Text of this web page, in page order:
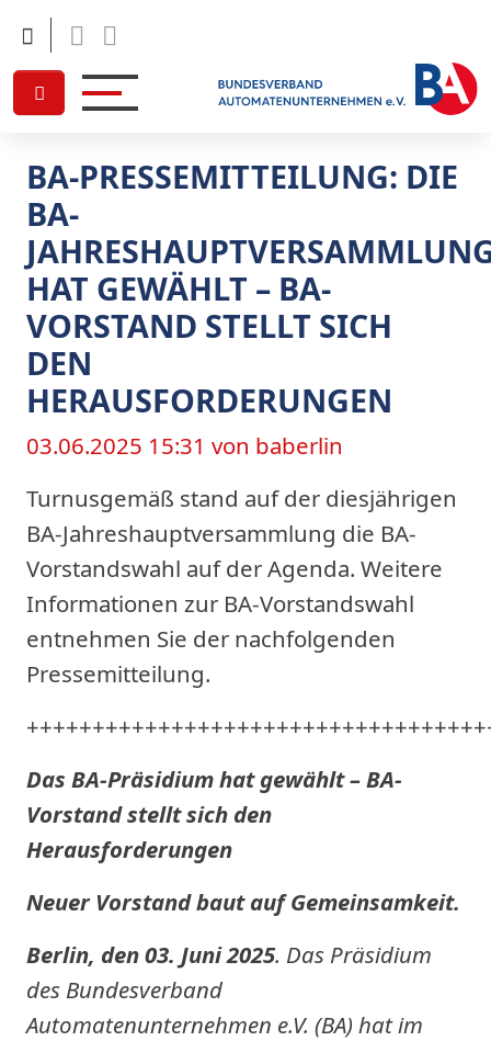
Facebook
BA-PRESSEMITTEILUNG: DIE
BA-
HAT GEWÄHLT – BA-
VORSTAND STELLT SICH
DEN
HERAUSFORDERUNGEN
03.06.2025 15:31 von baberlin
Turnusgemäß stand auf der diesjährigen
BA-Jahreshauptversammlung die BA-
Vorstandswahl auf der Agenda. Weitere
Informationen zur BA-Vorstandswahl
entnehmen Sie der nachfolgenden
Pressemitteilung.
Das BA-Präsidium hat gewählt – BA-
Vorstand stellt sich den
Herausforderungen
Neuer Vorstand baut auf Gemeinsamkeit.
Berlin, den 03. Juni 2025. Das Präsidium
des Bundesverband
Automatenunternehmen e.V. (BA) hat im